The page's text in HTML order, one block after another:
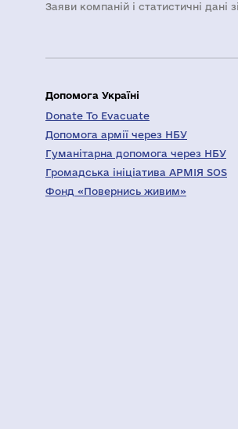
Заяви компаній i статистичні дані
Допомога Україні
Donate To Evacuate
Допомога армії через НБУ
Гуманітарна допомога через НБУ
Громадська ініціатива АРМІЯ SOS
Фонд «Повернись живим»